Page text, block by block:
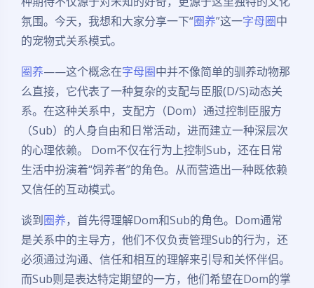
氛围。今天，我想和大家分享一下“圈养”这一字母圈中
的宠物式关系模式。
圈养——这个概念在字母圈中并不像简单的驯养动物那
么直接，它代表了一种复杂的支配与臣服(D/S)动态关
系。在这种关系中，支配方（Dom）通过控制臣服方
（Sub）的人身自由和日常活动，进而建立一种深层次
的心理依赖。 Dom不仅在行为上控制Sub，还在日常
生活中扮演着“饲养者”的角色。从而营造出一种既依赖
又信任的互动模式。
谈到圈养，首先得理解Dom和Sub的角色。Dom通常
是关系中的主导方，他们不仅负责管理Sub的行为，还
必须通过沟通、信任和相互的理解来引导和关怀伴侣。
而Sub则是表达特定期望的一方，他们希望在Dom的掌